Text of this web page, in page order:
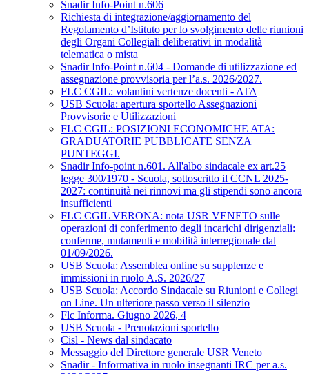
Snadir Info-Point n.606
Richiesta di integrazione/aggiornamento del
Regolamento d’Istituto per lo svolgimento delle riunioni
degli Organi Collegiali deliberativi in modalità
telematica o mista
Snadir Info-Point n.604 - Domande di utilizzazione ed
assegnazione provvisoria per l’a.s. 2026/2027.
FLC CGIL: volantini vertenze docenti - ATA
USB Scuola: apertura sportello Assegnazioni
Provvisorie e Utilizzazioni
FLC CGIL: POSIZIONI ECONOMICHE ATA:
GRADUATORIE PUBBLICATE SENZA
PUNTEGGI.
Snadir Info-point n.601. All'albo sindacale ex art.25
legge 300/1970 - Scuola, sottoscritto il CCNL 2025-
2027: continuità nei rinnovi ma gli stipendi sono ancora
insufficienti
FLC CGIL VERONA: nota USR VENETO sulle
operazioni di conferimento degli incarichi dirigenziali:
conferme, mutamenti e mobilità interregionale dal
01/09/2026.
USB Scuola: Assemblea online su supplenze e
immissioni in ruolo A.S. 2026/27
USB Scuola: Accordo Sindacale su Riunioni e Collegi
on Line. Un ulteriore passo verso il silenzio
Flc Informa. Giugno 2026, 4
USB Scuola - Prenotazioni sportello
Cisl - News dal sindacato
Messaggio del Direttore generale USR Veneto
Snadir - Informativa in ruolo insegnanti IRC per a.s.